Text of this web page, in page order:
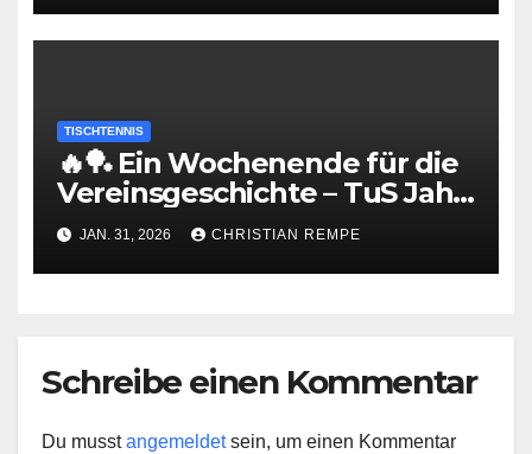
TISCHTENNIS
🔥🏓 Ein Wochenende für die
Vereinsgeschichte – TuS Jahn
Berge in Galaform
JAN. 31, 2026 CHRISTIAN REMPE
Schreibe einen Kommentar
Du musstangemeldetsein, um einen Kommentar